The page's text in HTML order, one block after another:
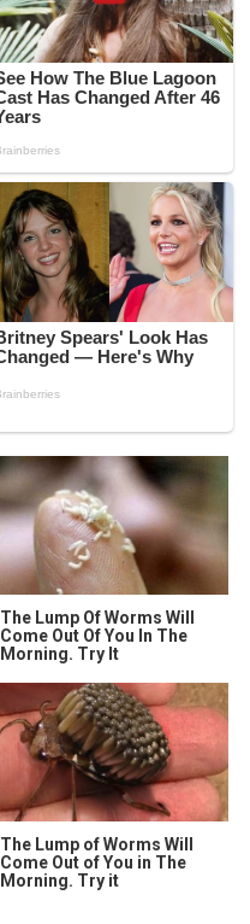
The Lump Of Worms Will
Come Out Of You In The
Morning. Try It
The Lump of Worms Will
Come Out of You in The
Morning. Try it